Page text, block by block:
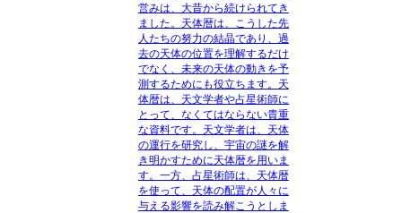
営みは、大昔から続けられてき
ました。天体暦は、こうした先
人たちの努力の結晶であり、過
去の天体の位置を理解するだけ
でなく、未来の天体の動きを予
測するためにも役立ちます。天
体暦は、天文学者や占星術師に
とって、なくてはならない貴重
な資料です。天文学者は、天体
の運行を研究し、宇宙の謎を解
き明かすために天体暦を用いま
す。一方、占星術師は、天体暦
を使って、天体の配置が人々に
与える影響を読み解こうとしま